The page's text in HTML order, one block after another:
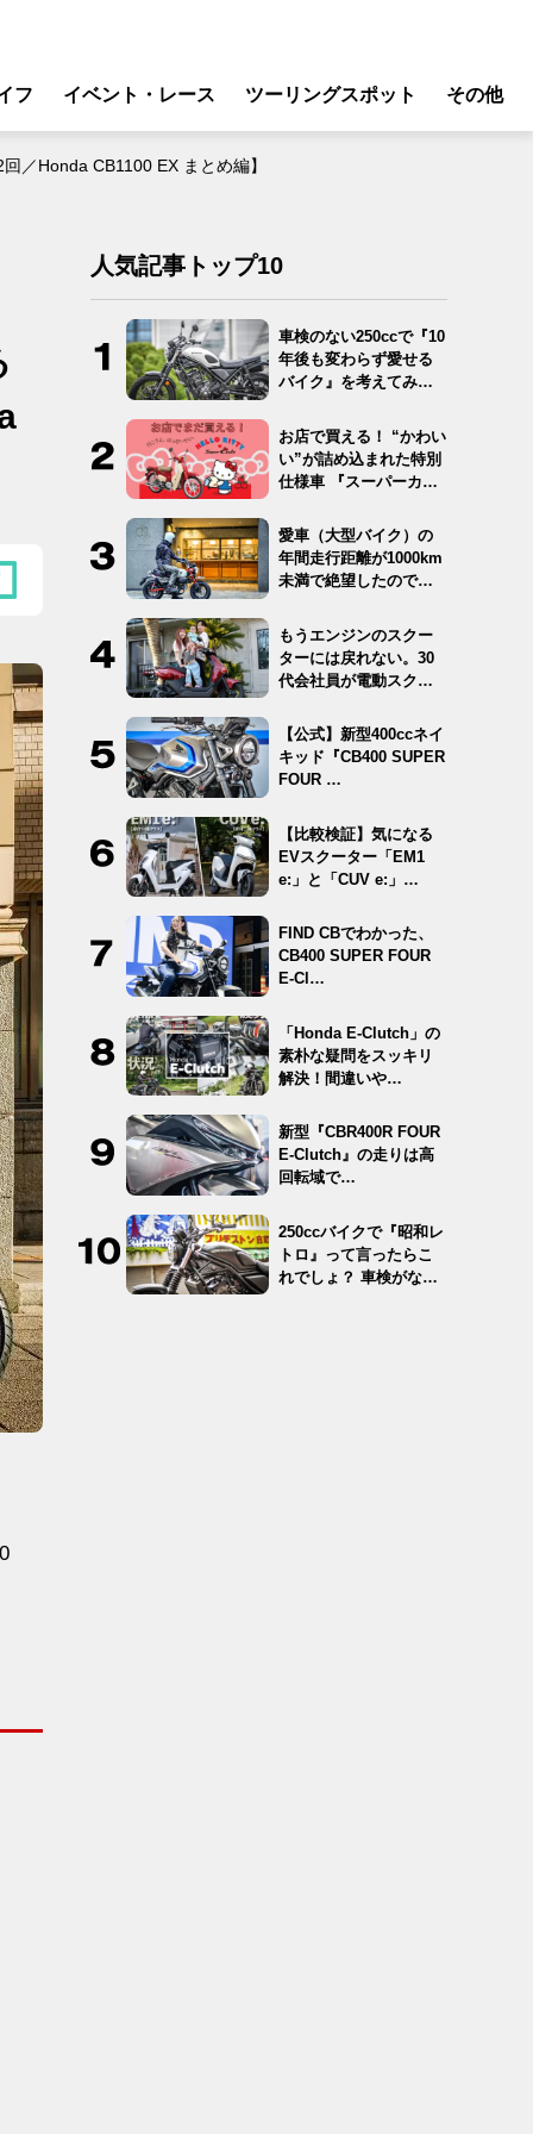
フ
ク
イベント・レース ツーリングスポット その他
／Honda CB1100 EX まとめ編】
人気記事トップ10
車検のない250ccで『10
年後も変わらず愛せる
バイク』を考えてみ
お店で買える！ “かわい
い”が詰め込まれた特別
仕様車 『スーパーカ
愛車（大型バイク）の
年間走行距離が1000km
未満で絶望したので
もうエンジンのスクー
ターには戻れない。30
代会社員が電動スクー
【公式】新型400ccネイ
キッド『CB400 SUPER
FOUR …
【比較検証】気になる
EVスクーター「EM1
e:」と「CUV e:」…
FIND CBでわかった、
CB400 SUPER FOUR
E-Cl…
「Honda E-Clutch」の
素朴な疑問をスッキリ
解決！間違いや…
新型『CBR400R FOUR
E-Clutch』の走りは高
回転域で…
250ccバイクで『昭和レ
トロ』って言ったらこ
れでしょ？ 車検がな